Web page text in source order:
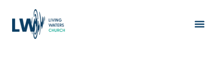
naar